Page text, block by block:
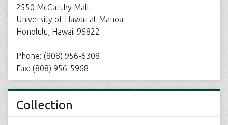
2550 McCarthy Mall
University of Hawaii at Manoa
Honolulu, Hawaii 96822
Phone: (808) 956-6308
Fax: (808) 956-5968
Collection